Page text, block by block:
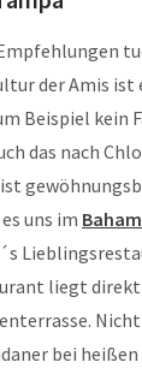
der Amis ist
Beispiel kein
das nach
uns im
liegt
bei